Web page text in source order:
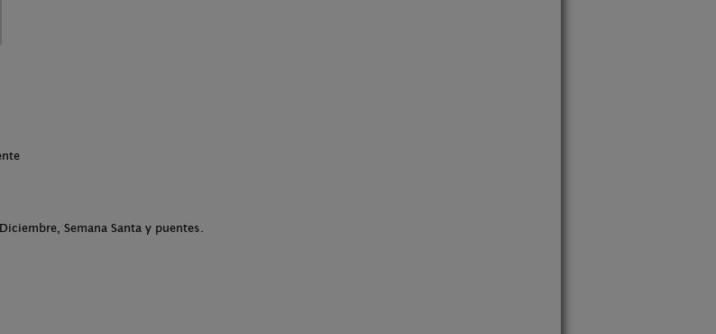
Semana Santa y puentes.